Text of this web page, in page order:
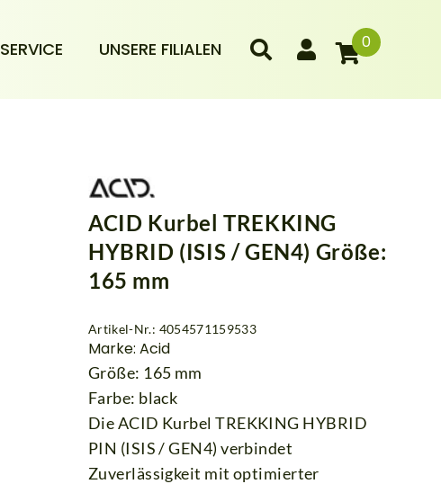
SERVICE UNSERE FILIALEN 0
ACID Kurbel TREKKING
HYBRID (ISIS / GEN4) Größe:
165 mm
Artikel-Nr.: 4054571159533
Marke: Acid
Größe: 165 mm
Farbe: black
Die ACID Kurbel TREKKING HYBRID
PIN (ISIS / GEN4) verbindet
Zuverlässigkeit mit optimierter